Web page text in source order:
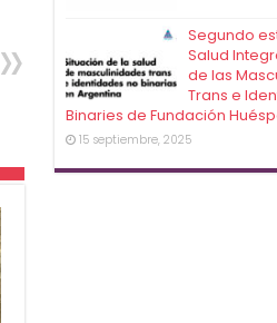
Segundo
Salud
de las
Trans e
Binaries de Fundación
15 septiembre, 2025